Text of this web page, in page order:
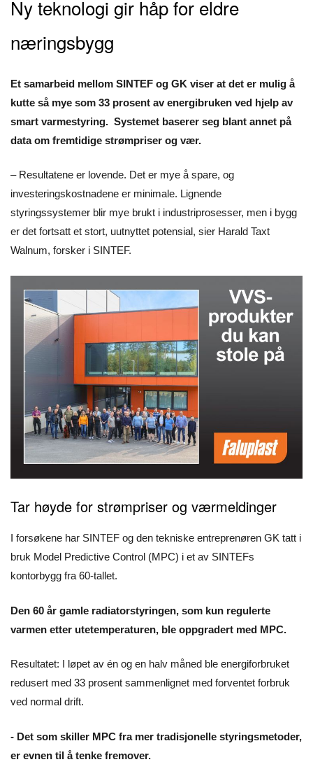
Ny teknologi gir håp for eldre
næringsbygg
Et samarbeid mellom SINTEF og GK viser at det er mulig å
kutte så mye som 33 prosent av energibruken ved hjelp av
smart varmestyring. Systemet baserer seg blant annet på
data om fremtidige strømpriser og vær.
– Resultatene er lovende. Det er mye å spare, og
investeringskostnadene er minimale. Lignende
styringssystemer blir mye brukt i industriprosesser, men i bygg
er det fortsatt et stort, uutnyttet potensial, sier Harald Taxt
Walnum, forsker i SINTEF.
Tar høyde for strømpriser og værmeldinger
I forsøkene har SINTEF og den tekniske entreprenøren GK tatt i
bruk Model Predictive Control (MPC) i et av SINTEFs
kontorbygg fra 60-tallet.
Den 60 år gamle radiatorstyringen, som kun regulerte
varmen etter utetemperaturen, ble oppgradert med MPC.
Resultatet: I løpet av én og en halv måned ble energiforbruket
redusert med 33 prosent sammenlignet med forventet forbruk
ved normal drift.
- Det som skiller MPC fra mer tradisjonelle styringsmetoder,
er evnen til å tenke fremover.